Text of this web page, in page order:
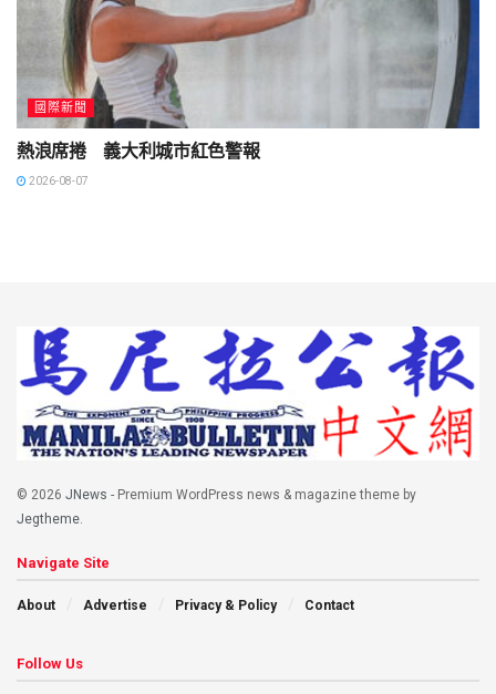
國際新聞
熱浪席捲 義大利城市紅色警報
2026-08-07
© 2026 JNews - Premium WordPress news & magazine theme by
Jegtheme.
Navigate Site
About Advertise Privacy & Policy Contact
Follow Us